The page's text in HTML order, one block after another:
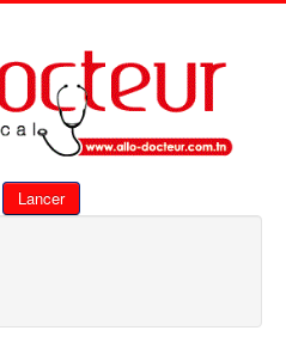
Lancer